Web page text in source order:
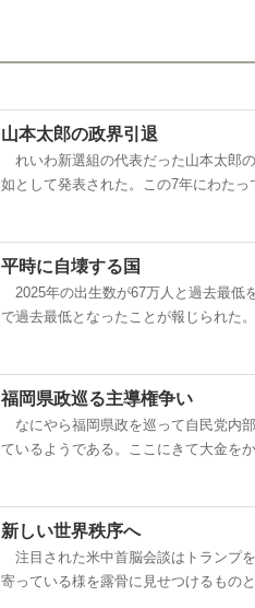
山本太郎の政界引退
れいわ新選組の代表だった山本太郎
如として発表された。この7年にわた
平時に自壊する国
2025年の出生数が67万人と過去最低
で過去最低となったことが報じられた
福岡県政巡る主導権争い
なにやら福岡県政を巡って自民党内
ているようである。ここにきて大金を
新しい世界秩序へ
注目された米中首脳会談はトランプ
寄っている様を露骨に見せつけるもの